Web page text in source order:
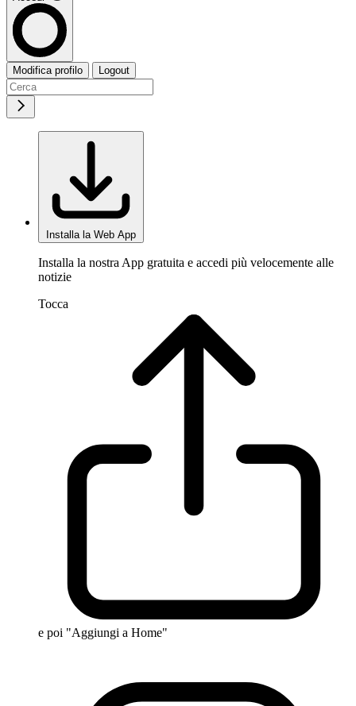
Modifica profilo Logout
Installa la Web App
Installa la nostra App gratuita e accedi più velocemente alle
notizie
Tocca
e poi "Aggiungi a Home"